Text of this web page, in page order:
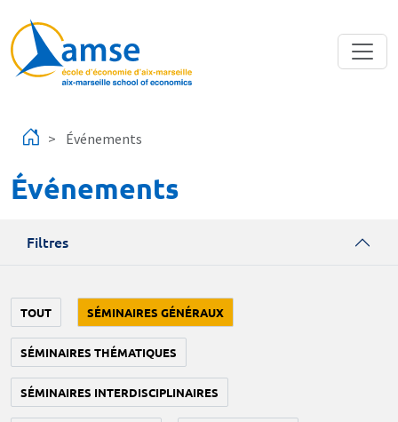
Événements
Événements
Filtres
TOUT SÉMINAIRES GÉNÉRAUX
SÉMINAIRES THÉMATIQUES
SÉMINAIRES INTERDISCIPLINAIRES